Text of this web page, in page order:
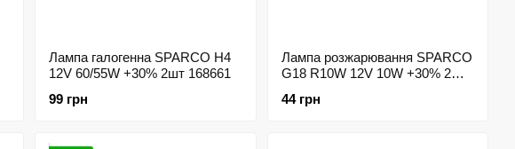
Лампа галогенна SPARCO H4
12V 60/55W +30% 2шт 168661
99 грн
Лампа розжарювання SPARCO
G18 R10W 12V 10W +30% 2шт
44 грн